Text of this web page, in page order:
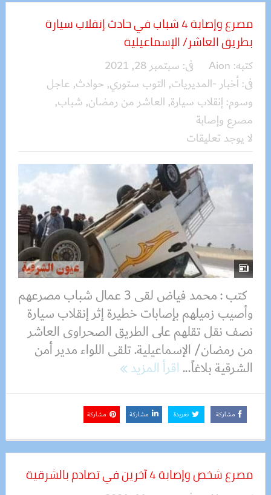
مصرع وإصابة 4 شباب في حادث إنقلاب سيارة
بطريق العاشر/ الإسماعيلية
كتبه: Aion فى: سبتمبر 28, 2021
فى:أخبار -المديريات, التوب ستوري, حوادث, عاجل
وسوم: إنقلاب سيارة, العاشر من رمضان, شباب,
مصرع وإصابة
لا يوجد تعليقات
كتب : محمد فياض لقى 3 عمال شباب مصرعهم
وأصيب زميلهم بإصابات خطيرة إثر إنقلاب سيارة
نصف نقل تقلهم على الطريق الصحراوى العاشر
من رمضان/ الإسماعيلية. تلقى اللواء مدير أمن
الشرقية بلاغاً...اقرأ المزيد
مشاركة تغريدة مشاركة مشاركة
مصرع شخص وإصابة 4 آخرين في تصادم بالشرقية